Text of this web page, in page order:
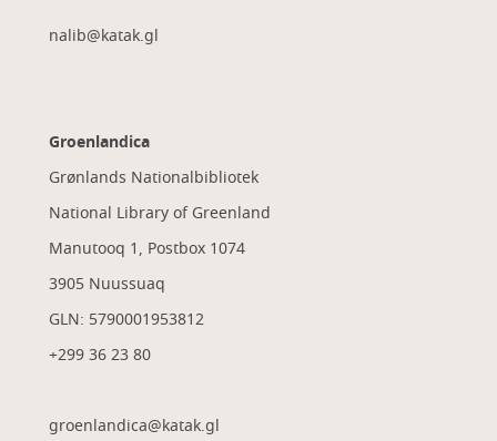
nalib@katak.gl​
Groenlandica
Grønlands Nationalbibliotek
National Library of Greenland
Manutooq 1, Postbox 1074
3905 Nuussuaq
GLN: 5790001953812
+299 36 23 80
groenlandica@katak.gl